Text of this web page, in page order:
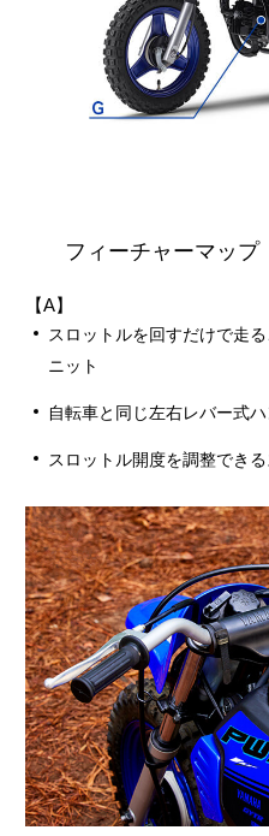
フィーチャーマップ
【A】
スロットルを回すだけで走
ニット
自転車と同じ左右レバー式
スロットル開度を調整でき